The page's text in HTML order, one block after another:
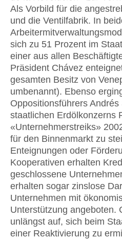
Als Vorbild für die
und die Ventilfabrik. In
sich zu 51 Prozent im
einer aus allen
Präsident Chávez
gesamten Besitz von
umbenannt). Ebenso
Oppositionsführers
staatlichen Erdölkonzerns
«Unternehmerstreiks»
für den Binnenmarkt zu
Enteignungen oder
Kooperativen erhalten
geschlossene
erhalten sogar zinslose
Unternehmen mit
Unterstützung angeboten.
unlängst auf, sich beim
einer Reaktivierung zu